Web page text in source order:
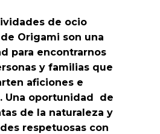
de ocio
Origami son una
para encontrarnos
y familias que
aficiones e
Una oportunidad de
de la naturaleza y
respetuosas con